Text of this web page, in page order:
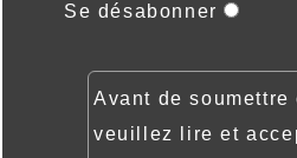
Se désabonner
Avant de soumettre
veuillez lire et